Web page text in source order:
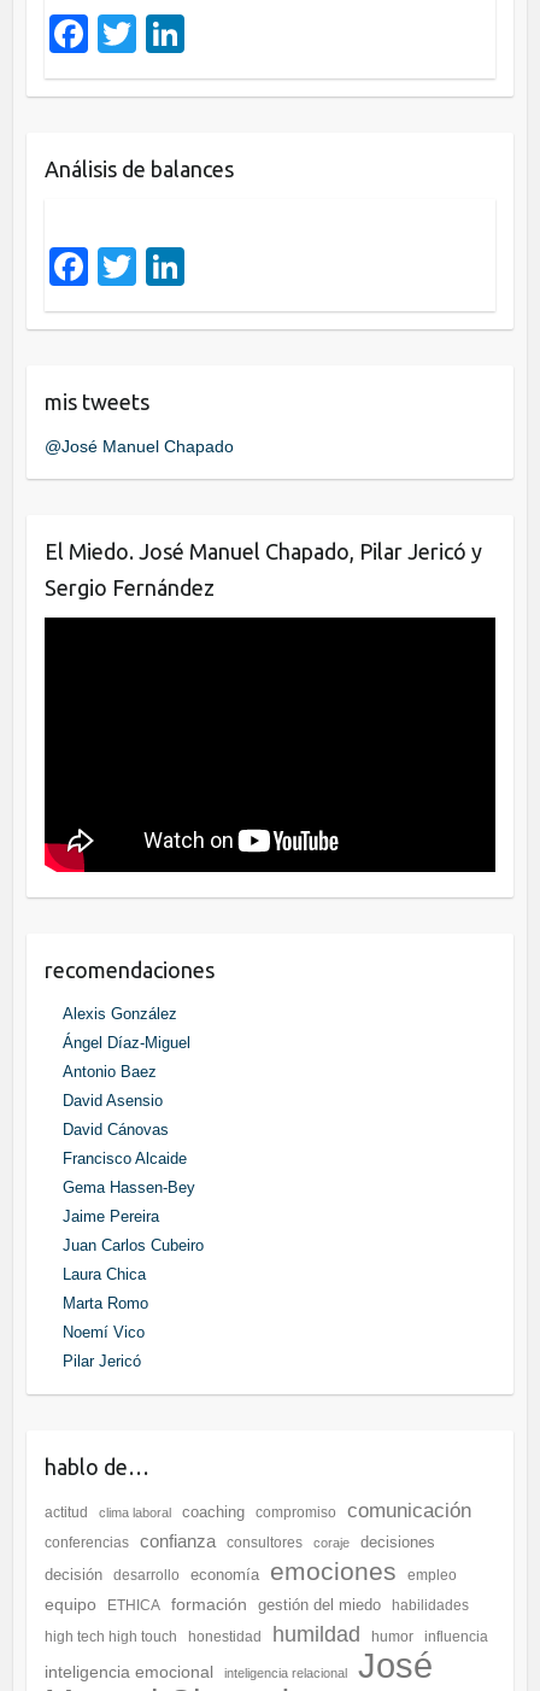
F
a
c
e
b
o
k
T
wi
tt
er
n
k
dI
Análisis de balances
F
a
c
b
o
k
T
wi
tt
n
k
n
mis tweets
@José Manuel Chapado
El Miedo. José Manuel Chapado, Pilar Jericó y
Sergio Fernández
recomendaciones
Alexis González
Ángel Díaz-Miguel
Antonio Baez
David Asensio
David Cánovas
Francisco Alcaide
Gema Hassen-Bey
Jaime Pereira
Juan Carlos Cubeiro
Laura Chica
Marta Romo
Noemí Vico
Pilar Jericó
hablo de…
actitud clima laboral coaching compromiso comunicación
conferencias confianza consultores coraje
decisiones
decisión
desarrollo economía emociones empleo
equipo ETHICA formación gestión del miedo
habilidades
high tech high touch
honestidad humildad humor influencia
inteligencia emocional inteligencia relacional
José